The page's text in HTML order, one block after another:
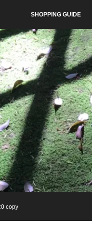
SHOPPING GUIDE
copy